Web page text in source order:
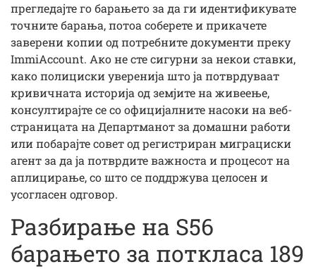
прегледајте го барањето за да ги идентификувате
точните барања, потоа соберете и прикачете
заверени копии од потребните документи преку
ImmiAccount. Ако не сте сигурни за некои ставки,
како полициски уверенија што ја потврдуваат
кривичната историја од земјите на живеење,
консултирајте се со официјалните насоки на веб-
страницата на Департманот за домашни работи
или побарајте совет од регистриран миграциски
агент за да ја потврдите важноста и процесот на
аплицирање, со што се поддржува целосен и
усогласен одговор.
Разбирање на S56
барањето за поткласа 189